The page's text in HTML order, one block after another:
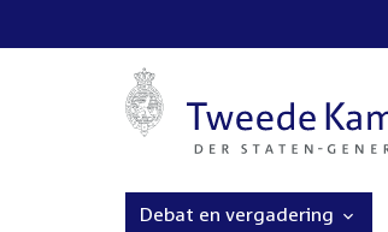
Debat en vergadering